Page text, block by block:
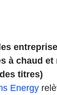
à chaud et
titres)
Energy